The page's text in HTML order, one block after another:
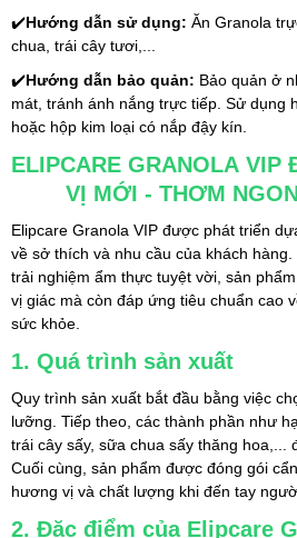
✔️Hướng dẫn sử dụng: Ăn Granola
chua, trái cây tươi,...
✔️Hướng dẫn bảo quản: Bảo quản ở
mát, tránh ánh nắng trực tiếp. Sử dụng
hoặc hộp kim loại có nắp đậy kín.
ELIPCARE GRANOLA VIP
VỊ MỚI - THƠM
Elipcare Granola VIP được phát triển
về sở thích và nhu cầu của khách
trải nghiệm ẩm thực tuyệt vời, sản
vị giác mà còn đáp ứng tiêu chuẩn cao
sức khỏe.
1. Quá trình sản xuất
Quy trình sản xuất bắt đầu bằng việc
lưỡng. Tiếp theo, các thành phần như
trái cây sấy, sữa chua sấy thăng hoa,...
Cuối cùng, sản phẩm được đóng gói
hương vị và chất lượng khi đến tay
2. Đặc điểm của Elipcare